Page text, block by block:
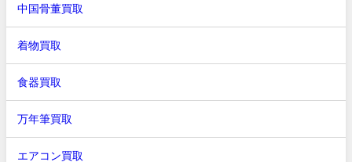
中国骨董買取
着物買取
食器買取
万年筆買取
エアコン買取